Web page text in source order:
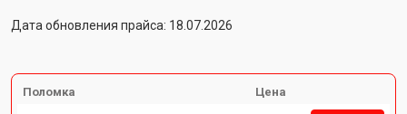
Дата обновления прайса: 18.07.2026
Поломка Цена